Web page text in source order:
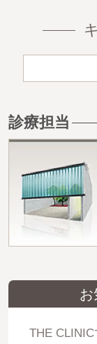
診療担当
THE